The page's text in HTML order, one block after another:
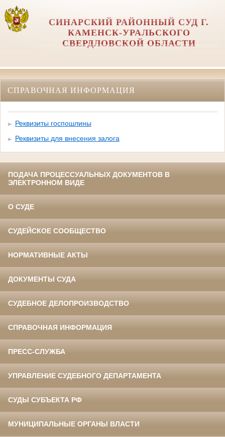
СИНАРСКИЙ РАЙОННЫЙ СУД Г.
КАМЕНСК-УРАЛЬСКОГО
СВЕРДЛОВСКОЙ ОБЛАСТИ
СПРАВОЧНАЯ ИНФОРМАЦИЯ
Реквизиты госпошлины
Реквизиты для внесения залога
ПОДАЧА ПРОЦЕССУАЛЬНЫХ ДОКУМЕНТОВ В
ЭЛЕКТРОННОМ ВИДЕ
О СУДЕ
СУДЕЙСКОЕ СООБЩЕСТВО
НОРМАТИВНЫЕ АКТЫ
ДОКУМЕНТЫ СУДА
СУДЕБНОЕ ДЕЛОПРОИЗВОДСТВО
СПРАВОЧНАЯ ИНФОРМАЦИЯ
ПРЕСС-СЛУЖБА
УПРАВЛЕНИЕ СУДЕБНОГО ДЕПАРТАМЕНТА
СУДЫ СУБЪЕКТА РФ
МУНИЦИПАЛЬНЫЕ ОРГАНЫ ВЛАСТИ